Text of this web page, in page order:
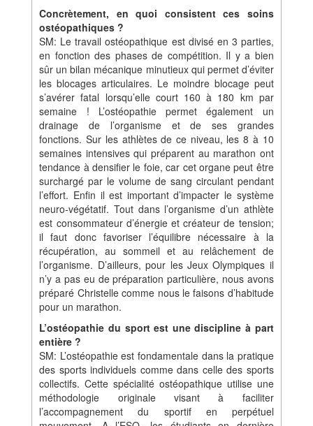
Concrètement, en quoi consistent ces soins
ostéopathiques ?
SM: Le travail ostéopathique est divisé en 3 parties,
en fonction des phases de compétition. Il y a bien
sûr un bilan mécanique minutieux qui permet d’éviter
les blocages articulaires. Le moindre blocage peut
s’avérer fatal lorsqu’elle court 160 à 180 km par
semaine ! L’ostéopathie permet également un
drainage de l’organisme et de ses grandes
fonctions. Sur les athlètes de ce niveau, les 8 à 10
semaines intensives qui préparent au marathon ont
tendance à densifier le foie, car cet organe peut être
surchargé par le volume de sang circulant pendant
l’effort. Enfin il est important d’impacter le système
neuro-végétatif. Tout dans l’organisme d’un athlète
est consommateur d’énergie et créateur de tension;
il faut donc favoriser l’équilibre nécessaire à la
récupération, au sommeil et au relâchement de
l’organisme. D’ailleurs, pour les Jeux Olympiques il
n’y a pas eu de préparation particulière, nous avons
préparé Christelle comme nous le faisons d’habitude
pour un marathon.
L’ostéopathie du sport est une discipline à part
entière ?
SM: L’ostéopathie est fondamentale dans la pratique
des sports individuels comme dans celle des sports
collectifs. Cette spécialité ostéopathique utilise une
méthodologie originale visant à faciliter
l’accompagnement du sportif en perpétuel